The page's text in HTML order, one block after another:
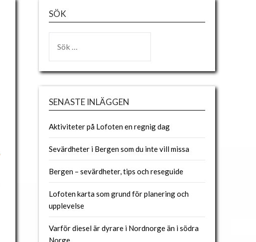
SÖK
SENASTE INLÄGGEN
Aktiviteter på Lofoten en regnig dag
Sevärdheter i Bergen som du inte vill missa
Bergen – sevärdheter, tips och reseguide
Lofoten karta som grund för planering och
upplevelse
Varför diesel är dyrare i Nordnorge än i södra
Norge